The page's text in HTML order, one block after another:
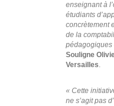
enseignant à
étudiants
concrètement
de la
pédagogiques
Souligne
Versailles.
« Cette
ne s’agit pas